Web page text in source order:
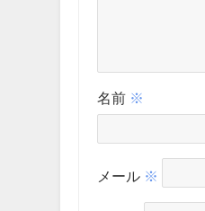
名前 ※
メール ※